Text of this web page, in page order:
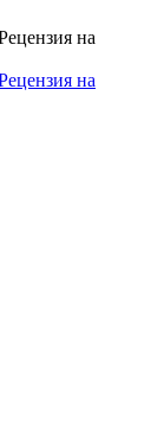
на
на